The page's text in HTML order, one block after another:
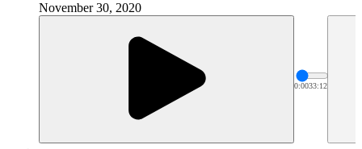
November 30, 2020
0:0033:12